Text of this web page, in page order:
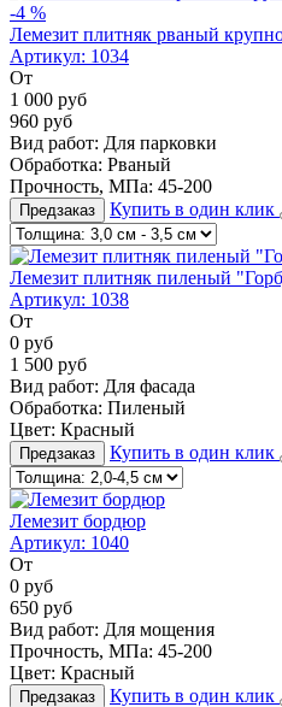
-4 %
Лемезит плитняк рваный
Артикул: 1034
От
1 000 руб
960 руб
Вид работ: Для парковки
Обработка: Рваный
Прочность, МПа: 45-200
Предзаказ Купить в один клик
Лемезит плитняк пиленый
Артикул: 1038
От
0 руб
1 500 руб
Вид работ: Для фасада
Обработка: Пиленый
Цвет: Красный
Предзаказ Купить в один клик
Лемезит бордюр
Артикул: 1040
От
0 руб
650 руб
Вид работ: Для мощения
Прочность, МПа: 45-200
Цвет: Красный
Предзаказ Купить в один клик